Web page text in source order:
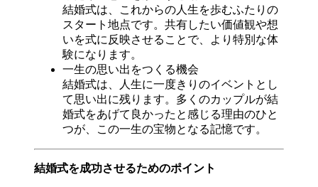
結婚式は、これからの人生を歩むふたりの
スタート地点です。共有したい価値観や想
いを式に反映させることで、より特別な体
験になります。
一生の思い出をつくる機会
結婚式は、人生に一度きりのイベントとし
て思い出に残ります。多くのカップルが結
婚式をあげて良かったと感じる理由のひと
つが、この一生の宝物となる記憶です。
結婚式を成功させるためのポイント